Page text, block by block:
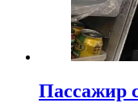
Пассажир